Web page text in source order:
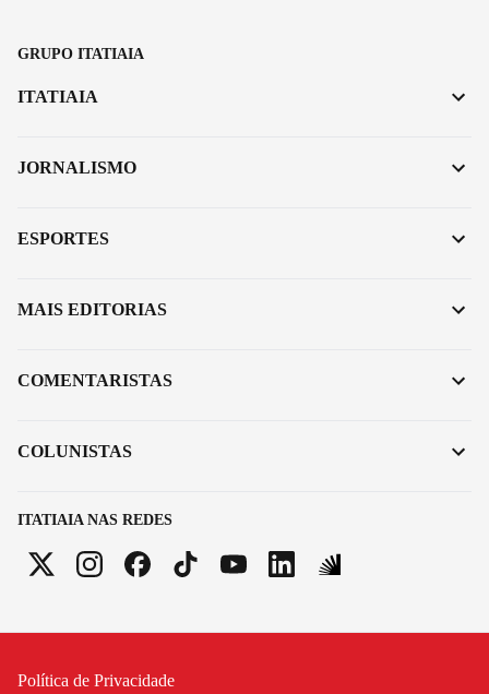
GRUPO ITATIAIA
ITATIAIA NAS REDES
ITATIAIA
JORNALISMO
ESPORTES
MAIS EDITORIAS
COMENTARISTAS
COLUNISTAS
Política de Privacidade